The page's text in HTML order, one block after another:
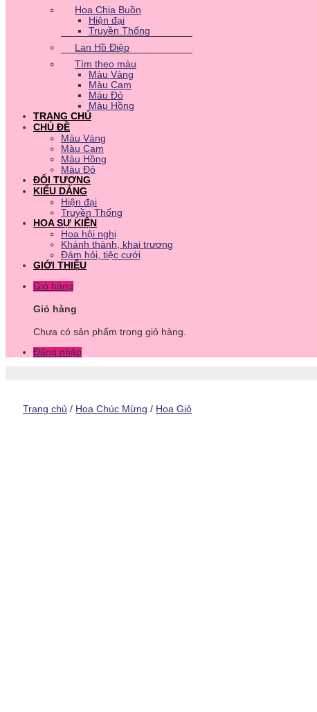
Hoa Chia Buồn
Hiện đại
Truyền Thống
Lan Hồ Điệp
Tìm theo màu
Màu Vàng
Màu Cam
Màu Đỏ
Màu Hồng
TRANG CHỦ
CHỦ ĐỀ
Màu Vàng
Màu Cam
Màu Hồng
Màu Đỏ
ĐỐI TƯỢNG
KIỂU DÁNG
Hiện đại
Truyền Thống
HOA SỰ KIỆN
Hoa hội nghị
Khánh thành, khai trương
Đám hỏi, tiệc cưới
GIỚI THIỆU
Giỏ hàng
Giỏ hàng
Chưa có sản phẩm trong giỏ hàng.
Đăng nhập
Trang chủ / Hoa Chúc Mừng / Hoa Giỏ